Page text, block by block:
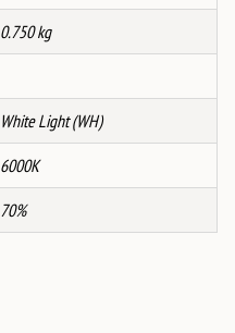
0.750 kg
White Light (WH)
6000K
70%